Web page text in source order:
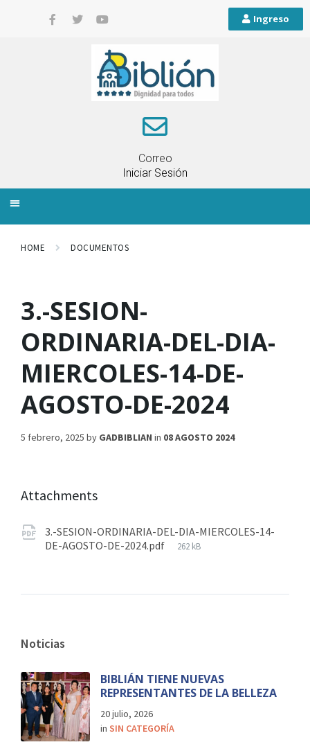
Ingreso
Correo
Iniciar Sesión
HOME DOCUMENTOS
3.-SESION-
ORDINARIA-DEL-DIA-
MIERCOLES-14-DE-
AGOSTO-DE-2024
5 febrero, 2025 by GADBIBLIAN in 08 AGOSTO 2024
Attachments
3.-SESION-ORDINARIA-DEL-DIA-MIERCOLES-14-
DE-AGOSTO-DE-2024.pdf
262 kB
Noticias
BIBLIÁN TIENE NUEVAS
REPRESENTANTES DE LA BELLEZA
20 julio, 2026
in SIN CATEGORÍA